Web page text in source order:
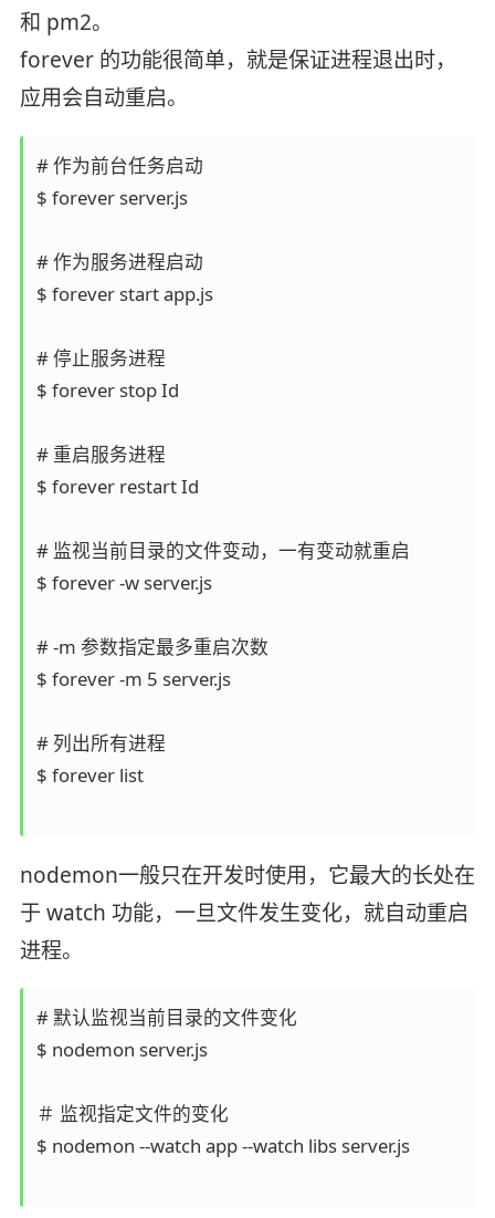
和 pm2。
forever 的功能很简单，就是保证进程退出时，
应用会自动重启。
# 作为前台任务启动
$ forever server.js
# 作为服务进程启动
$ forever start app.js
# 停止服务进程
$ forever stop Id
# 重启服务进程
$ forever restart Id
# 监视当前目录的文件变动，一有变动就重启
$ forever -w server.js
# -m 参数指定最多重启次数
$ forever -m 5 server.js
# 列出所有进程
$ forever list
nodemon一般只在开发时使用，它最大的长处在
于 watch 功能，一旦文件发生变化，就自动重启
进程。
# 默认监视当前目录的文件变化
$ nodemon server.js
＃ 监视指定文件的变化
$ nodemon --watch app --watch libs server.js